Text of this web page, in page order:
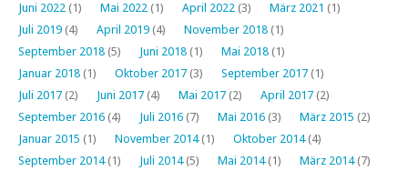
Juni 2022 (1) Mai 2022 (1) April 2022 (3) März 2021 (1)
Juli 2019 (4) April 2019 (4) November 2018 (1)
September 2018 (5) Juni 2018 (1) Mai 2018 (1)
Januar 2018 (1) Oktober 2017 (3) September 2017 (1)
Juli 2017 (2) Juni 2017 (4) Mai 2017 (2) April 2017 (2)
September 2016 (4) Juli 2016 (7) Mai 2016 (3) März 2015 (2)
Januar 2015 (1) November 2014(1) Oktober 2014(4)
September 2014(1) Juli 2014(5) Mai 2014(1) März 2014(7)